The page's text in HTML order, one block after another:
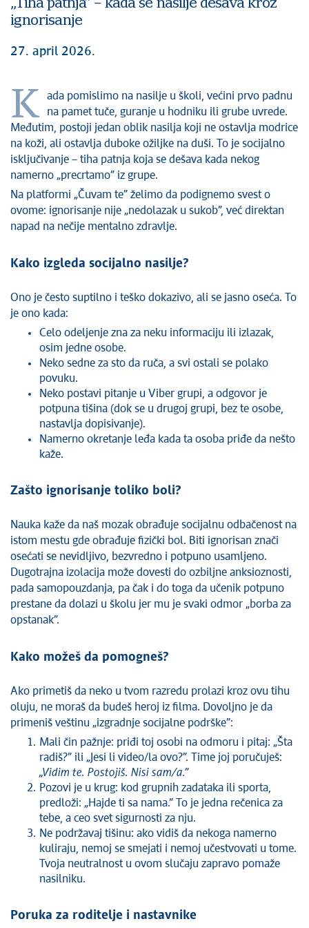
„Tiha patnja” – kada se nasilje dešava kroz
ignorisanje
27. april 2026.
K
ada pomislimo na nasilje u školi, većini prvo padnu
na pamet tuče, guranje u hodniku ili grube uvrede.
Međutim, postoji jedan oblik nasilja koji ne ostavlja modrice
na koži, ali ostavlja duboke ožiljke na duši. To je socijalno
isključivanje – tiha patnja koja se dešava kada nekog
namerno „precrtamo” iz grupe.
Na platformi „Čuvam te” želimo da podignemo svest o
ovome: ignorisanje nije „nedolazak u sukob”, već direktan
napad na nečije mentalno zdravlje.
Kako izgleda socijalno nasilje?
Ono je često suptilno i teško dokazivo, ali se jasno oseća. To
je ono kada:
Celo odeljenje zna za neku informaciju ili izlazak,
osim jedne osobe.
Neko sedne za sto da ruča, a svi ostali se polako
povuku.
Neko postavi pitanje u Viber grupi, a odgovor je
potpuna tišina (dok se u drugoj grupi, bez te osobe,
nastavlja dopisivanje).
Namerno okretanje leđa kada ta osoba priđe da nešto
kaže.
Zašto ignorisanje toliko boli?
Nauka kaže da naš mozak obrađuje socijalnu odbačenost na
istom mestu gde obrađuje fizički bol. Biti ignorisan znači
osećati se nevidljivo, bezvredno i potpuno usamljeno.
Dugotrajna izolacija može dovesti do ozbiljne anksioznosti,
pada samopouzdanja, pa čak i do toga da učenik potpuno
prestane da dolazi u školu jer mu je svaki odmor „borba za
opstanak”.
Kako možeš da pomogneš?
Ako primetiš da neko u tvom razredu prolazi kroz ovu tihu
oluju, ne moraš da budeš heroj iz filma. Dovoljno je da
primeniš veštinu „izgradnje socijalne podrške”:
Mali čin pažnje: priđi toj osobi na odmoru i pitaj: „Šta
radiš?” ili „Jesi li video/la ovo?”. Time joj poručuješ:
„Vidim te. Postojiš. Nisi sam/a.”
Pozovi je u krug: kod grupnih zadataka ili sporta,
predloži: „Hajde ti sa nama.” To je jedna rečenica za
tebe, a ceo svet sigurnosti za nju.
Ne podržavaj tišinu: ako vidiš da nekoga namerno
kuliraju, nemoj se smejati i nemoj učestvovati u tome.
Tvoja neutralnost u ovom slučaju zapravo pomaže
nasilniku.
Poruka za roditelje i nastavnike